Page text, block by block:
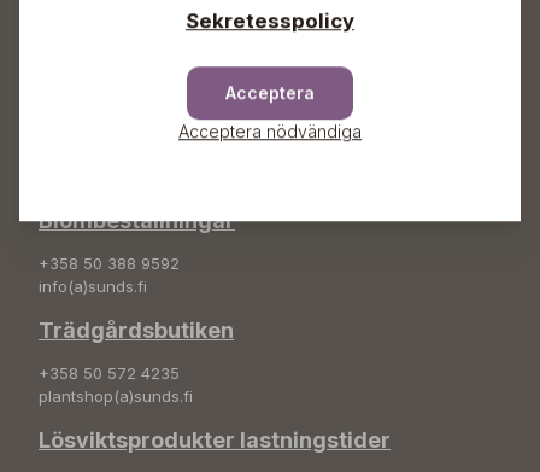
Sunds Trädgård Ab
Blombeställningar
+358 50 388 9592
info(a)sunds.fi
Trädgårdsbutiken
+358 50 572 4235
plantshop(a)sunds.fi
Lösviktsprodukter lastningstider
Sekretesspolicy
Acceptera
Acceptera nödvändiga